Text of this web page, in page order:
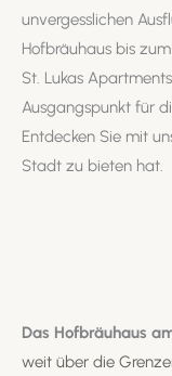
unvergesslichen
Hofbräuhaus bis
St. Lukas
Ausgangspunkt für
Entdecken Sie mit
Stadt zu bieten hat.
Das Hofbräuhaus
weit über die